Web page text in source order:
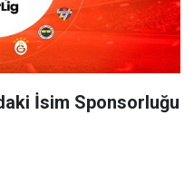
İsim Sponsorluğu